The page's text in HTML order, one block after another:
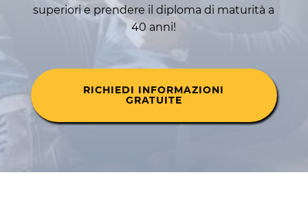
superiori e prendere il diploma di maturità a
40 anni!
RICHIEDI INFORMAZIONI
GRATUITE